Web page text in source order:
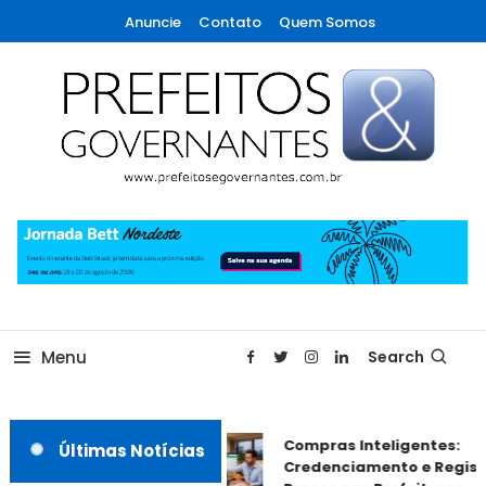
To
Content
Anuncie Contato Quem Somos
Prefeitos & Governantes
Menu Search
Últimas Notícias
Compras Inteligentes:
Credenciamento e